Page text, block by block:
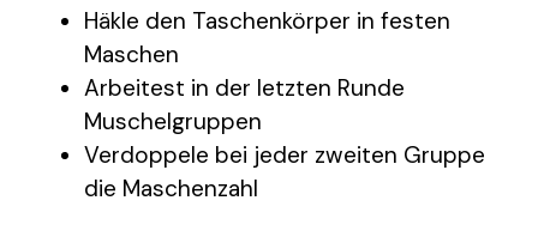
Häkle den Taschenkörper in festen
Maschen
Arbeitest in der letzten Runde
Muschelgruppen
Verdoppele bei jeder zweiten Gruppe
die Maschenzahl